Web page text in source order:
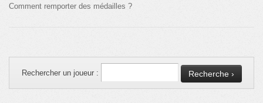
Comment remporter des médailles ?
Rechercher un joueur :